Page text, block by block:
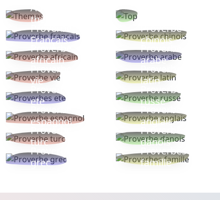
Autres
thèmes
Proverbe
Français
Proverbe
chinois
Proverbe
africain
Proverbe
arabe
Proverbe
vie
Proverbe
latin
Proverbes
ete
Proverbe
russe
Proverbe
espagnol
Proverbe
anglais
Proverbe
turc
Proverbe
danois
Proverbe
grec
Proverbes
famille